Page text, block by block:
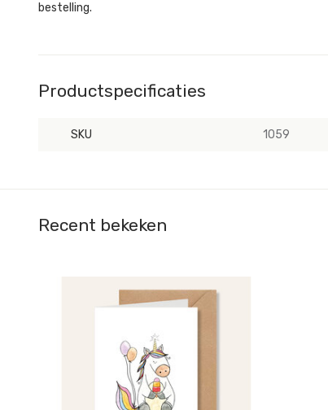
bestelling.
Productspecificaties
SKU 1059
Recent bekeken